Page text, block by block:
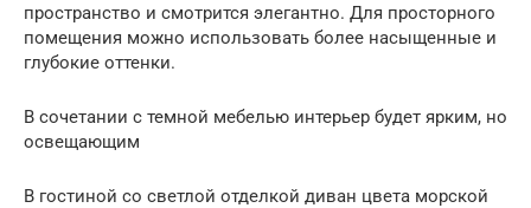
пространство и смотрится элегантно. Для просторного
помещения можно использовать более насыщенные и
глубокие оттенки.
В сочетании с темной мебелью интерьер будет ярким, но
освещающим
В гостиной со светлой отделкой диван цвета морской